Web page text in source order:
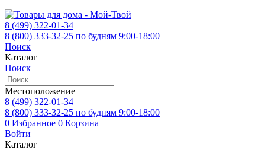
8 (499) 322-01-34
8 (800) 333-32-25 по будням 9:00-18:00
Поиск
Каталог
Поиск
Местоположение
8 (499) 322-01-34
8 (800) 333-32-25 по будням 9:00-18:00
0 Избранное 0 Корзина
Войти
Каталог